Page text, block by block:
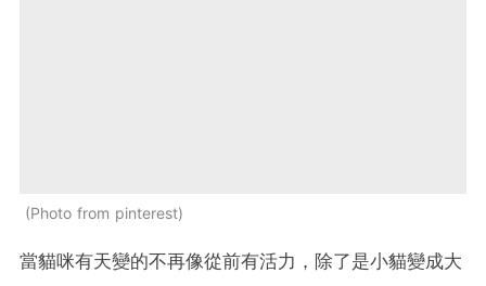
Photo from pinterest
當貓咪有天變的不再像從前有活力，除了是小貓變成大